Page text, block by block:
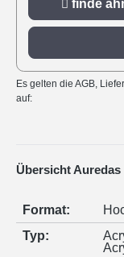
finde
Es gelten die AGB,
auf:
Übersicht Auredas
Format:
Typ: